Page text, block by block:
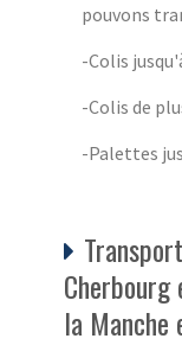
pouvons
-Colis
-Colis de
-Palettes
la Manche